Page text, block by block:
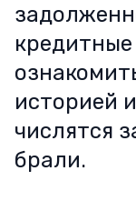
историей
числятся
брали.